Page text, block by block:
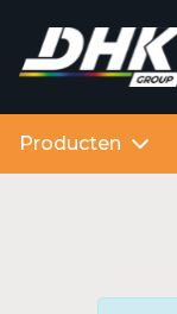
Producten